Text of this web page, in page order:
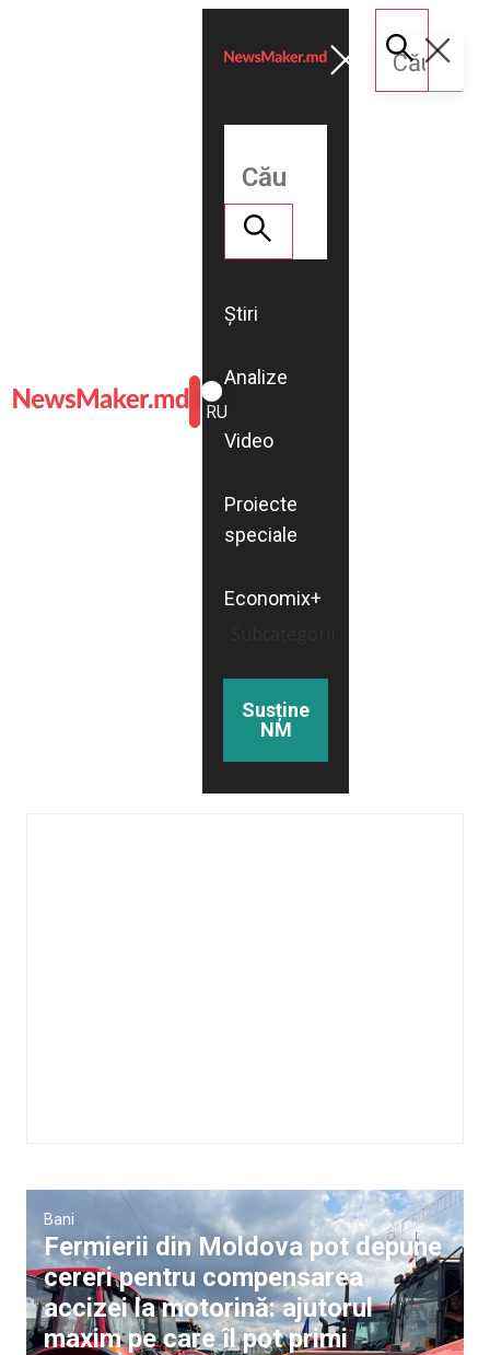
ROMÂNĂ
RU
Știri
Analize
Video
Proiecte
speciale
Economix+
Susține
NM
Bani
Fermierii din Moldova pot depune
cereri pentru compensarea
accizei la motorină: ajutorul
maxim pe care îl pot primi